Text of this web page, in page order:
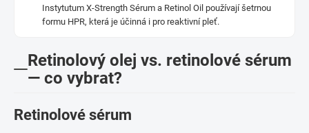
Instytutum X-Strength Sérum a Retinol Oil používají šetrnou
formu HPR, která je účinná i pro reaktivní pleť.
Retinolový olej vs. retinolové sérum
— co vybrat?
Retinolové sérum